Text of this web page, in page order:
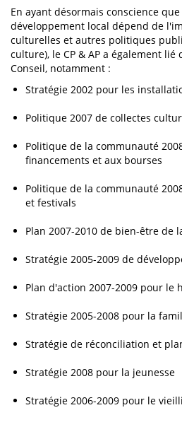
En ayant désormais conscience
développement local dépend de
culturelles et autres politiques
culture), le CP & AP a également
Conseil, notamment :
Stratégie 2002 pour les
Politique 2007 de collectes
Politique de la communauté
financements et aux bourses
Politique de la communauté
et festivals
Plan 2007-2010 de bien-être de
Stratégie 2005-2009 de
Plan d'action 2007-2009 pour le
Stratégie 2005-2008 pour la
Stratégie de réconciliation et
Stratégie 2008 pour la jeunesse
Stratégie 2006-2009 pour le